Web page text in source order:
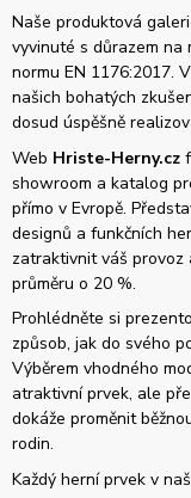
Naše produktová
vyvinuté s důrazem na
normu EN 1176:2017.
našich bohatých
dosud úspěšně
Web Hriste-Herny.cz
showroom a katalog
přímo v Evropě.
designů a funkčních
zatraktivnit váš provoz
průměru o 20 %.
Prohlédněte si
způsob, jak do svého
Výběrem vhodného
atraktivní prvek, ale
dokáže proměnit
rodin.
Každý herní prvek v